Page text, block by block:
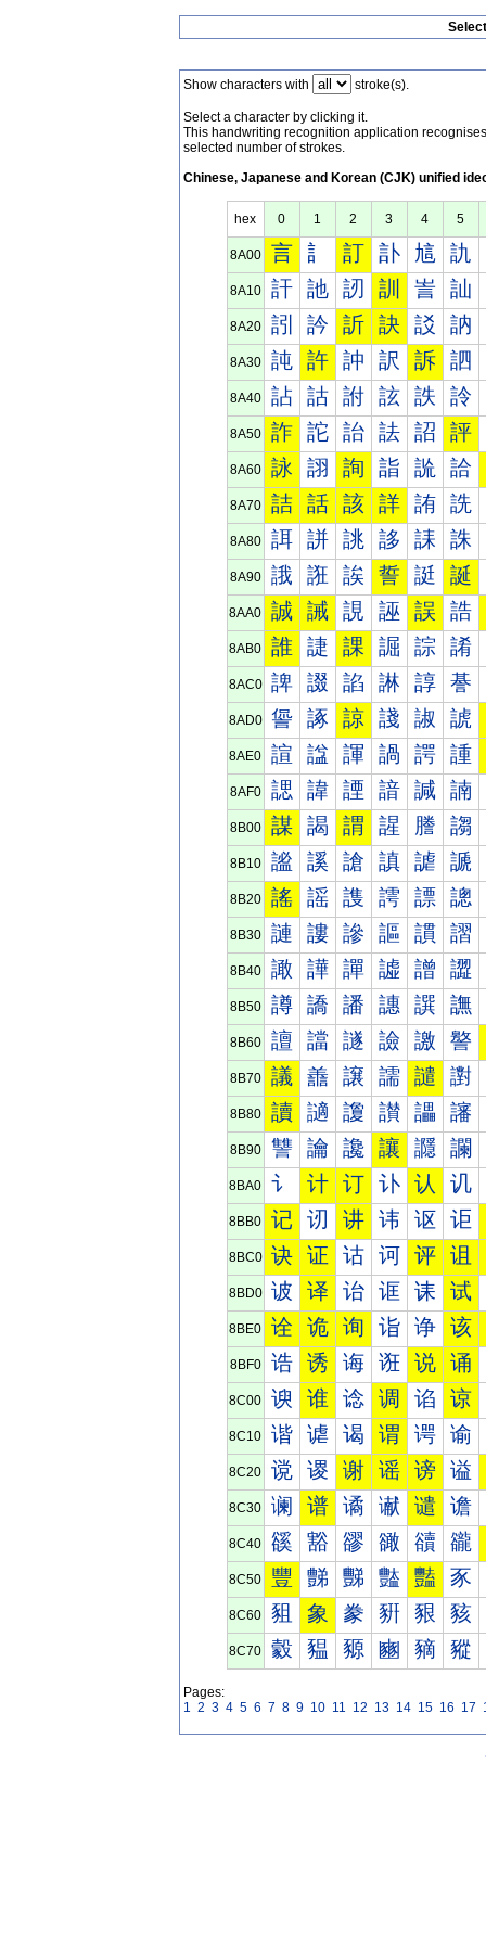
Show characters with stroke(s).
Select a character by clicking it.
This handwriting recognition application
selected number of strokes.
Chinese, Japanese and Korean (CJK) unified
hex 0 1 2 3 4 5
8A00 言 訁 訂 訃 訄 訅
8A10 訐 訑 訒 訓 訔 訕
8A20 訠 訡 訢 訣 訤 訥
8A30 訰 許 訲 訳 訴 訵
8A40 詀 詁 詂 詃 詄 詅
8A50 詐 詑 詒 詓 詔 評
8A60 詠 詡 詢 詣 詤 詥
8A70 詰 話 該 詳 詴 詵
8A80 誀 誁 誂 誃 誄 誅
8A90 誐 誑 誒 誓 誔 誕
8AA0 誠 誡 誢 誣 誤 誥
8AB0 誰 誱 課 誳 誴 誵
8AC0 諀 諁 諂 諃 諄 諅
8AD0 諐 諑 諒 諓 諔 諕
8AE0 諠 諡 諢 諣 諤 諥
8AF0 諰 諱 諲 諳 諴 諵
8B00 謀 謁 謂 謃 謄 謅
8B10 謐 謑 謒 謓 謔 謕
8B20 謠 謡 謢 謣 謤 謥
8B30 謰 謱 謲 謳 謴 謵
8B40 譀 譁 譂 譃 譄 譅
8B50 譐 譑 譒 譓 譔 譕
8B60 譠 譡 譢 譣 譤 譥
8B70 議 譱 譲 譳 譴 譵
8B80 讀 讁 讂 讃 讄 讅
8B90 讐 讑 讒 讓 讔 讕
8BA0 讠 计 订 讣 认 讥
8BB0 记 讱 讲 讳 讴 讵
8BC0 诀 证 诂 诃 评 诅
8BD0 诐 译 诒 诓 诔 试
8BE0 诠 诡 询 诣 诤 该
8BF0 诰 诱 诲 诳 说 诵
8C00 谀 谁 谂 调 谄 谅
8C10 谐 谑 谒 谓 谔 谕
8C20 谠 谡 谢 谣 谤 谥
8C30 谰 谱 谲 谳 谴 谵
8C40 豀 豁 豂 豃 豄 豅
8C50 豐 豑 豒 豓 豔 豕
8C60 豠 象 豢 豣 豤 豥
8C70 豰 豱 豲 豳 豴 豵
Pages:
1 2 3 4 5 6 7 8 9 10 11 12 13 14 15 16 17